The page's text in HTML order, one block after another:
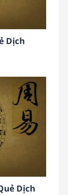
Dịch
Dịch